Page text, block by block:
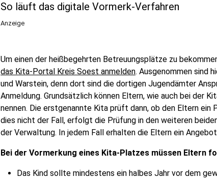
So läuft das digitale Vormerk-Verfahren
Anzeige
Um einen der heißbegehrten Betreuungsplätze zu
das Kita-Portal Kreis Soest anmelden. Ausgenommen sind
und Warstein, denn dort sind die dortigen Jugendämter
Anmeldung. Grundsätzlich können Eltern, wie auch bei der
nennen. Die erstgenannte Kita prüft dann, ob den Eltern ein
dies nicht der Fall, erfolgt die Prüfung in den weiteren
der Verwaltung. In jedem Fall erhalten die Eltern ein
Bei der Vormerkung eines Kita-Platzes müssen Eltern
Das Kind sollte mindestens ein halbes Jahr vor dem